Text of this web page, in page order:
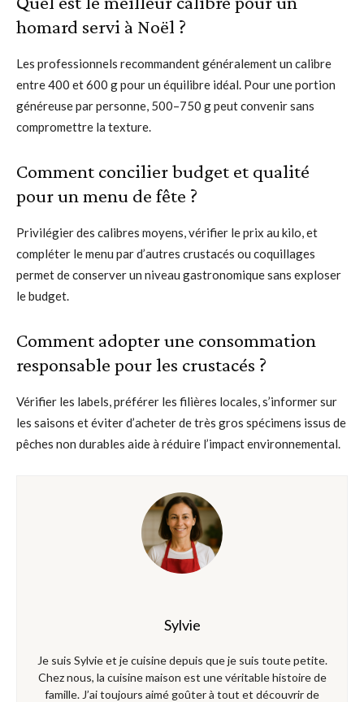
homard servi à Noël ?
Les professionnels recommandent généralement un calibre
entre 400 et 600 g pour un équilibre idéal. Pour une portion
généreuse par personne, 500–750 g peut convenir sans
compromettre la texture.
Comment concilier budget et qualité
pour un menu de fête ?
Privilégier des calibres moyens, vérifier le prix au kilo, et
compléter le menu par d’autres crustacés ou coquillages
permet de conserver un niveau gastronomique sans exploser
le budget.
Comment adopter une consommation
responsable pour les crustacés ?
Vérifier les labels, préférer les filières locales, s’informer sur
les saisons et éviter d’acheter de très gros spécimens issus de
pêches non durables aide à réduire l’impact environnemental.
Sylvie
Je suis Sylvie et je cuisine depuis que je suis toute petite.
Chez nous, la cuisine maison est une véritable histoire de
famille. J’ai toujours aimé goûter à tout et découvrir de